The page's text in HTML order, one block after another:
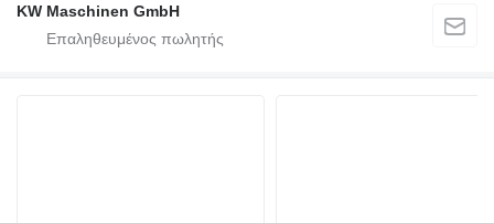
KW Maschinen GmbH